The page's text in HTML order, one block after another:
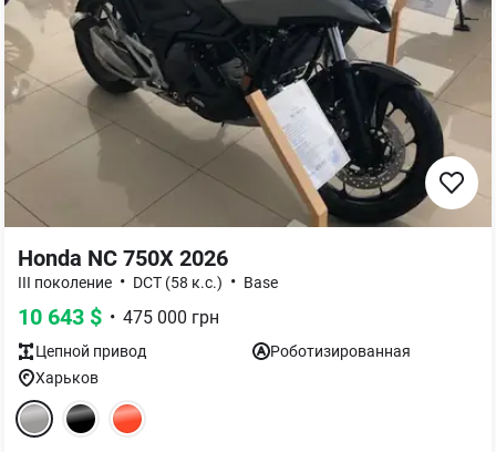
Honda NC 750X 2026
III поколение • DCT (58 к.с.) • Base
10 643 $ • 475 000 грн
Цепной привод
Роботизированная
Харьков